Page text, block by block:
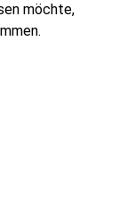
möchte,